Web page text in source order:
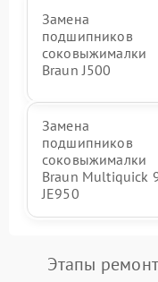
Замена
подшипников
соковыжималки
Braun J500
Замена
подшипников
соковыжималки
Braun Multiquick
JE950
Этапы